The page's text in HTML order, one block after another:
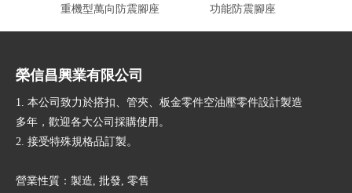
重機型萬向防震腳座
功能防震腳座
榮信昌興業有限公司
1. 本公司致力於搭扣、管夾、板金零件空油壓零件設計製造
多年，歡迎各大公司採購使用。
2. 接受特殊規格品訂製。
營業性質：製造, 批發, 零售